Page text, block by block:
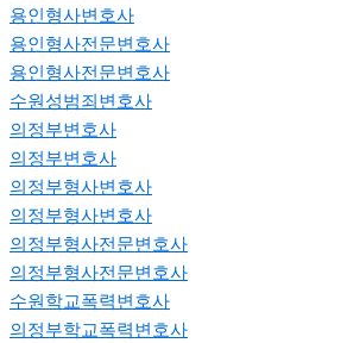
용인형사변호사
용인형사전문변호사
용인형사전문변호사
수원성범죄변호사
의정부변호사
의정부변호사
의정부형사변호사
의정부형사변호사
의정부형사전문변호사
의정부형사전문변호사
수원학교폭력변호사
의정부학교폭력변호사